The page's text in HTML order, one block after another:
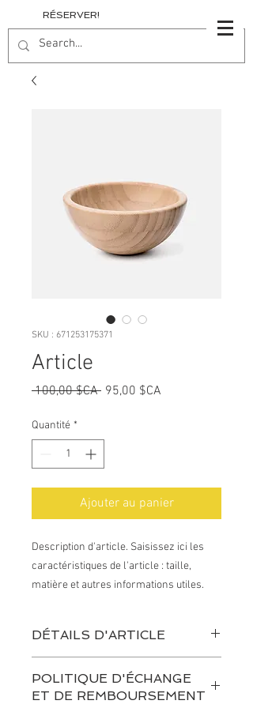
RÉSERVER!
SKU : 671253175371
Article
100,00 $CA Prix
95,00 $CA
Quantité *
Ajouter au panier
Description d'article. Saisissez ici les
caractéristiques de l'article : taille,
matière et autres informations utiles.
DÉTAILS D'ARTICLE
caractéristiques de l'article : taille,
matière et autres détails utiles. Cet
POLITIQUE D'ÉCHANGE
ET DE REMBOURSEMENT